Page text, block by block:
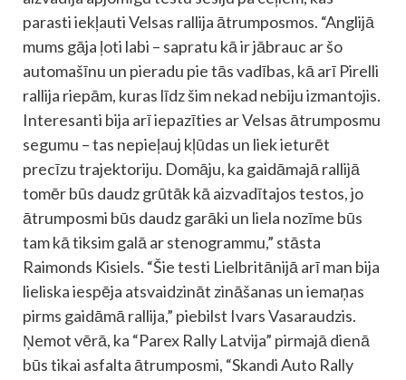
parasti iekļauti Velsas rallija ātrumposmos. “Anglijā
mums gāja ļoti labi – sapratu kā ir jābrauc ar šo
automašīnu un pieradu pie tās vadības, kā arī Pirelli
rallija riepām, kuras līdz šim nekad nebiju izmantojis.
Interesanti bija arī iepazīties ar Velsas ātrumposmu
segumu – tas nepieļauj kļūdas un liek ieturēt
precīzu trajektoriju. Domāju, ka gaidāmajā rallijā
tomēr būs daudz grūtāk kā aizvadītajos testos, jo
ātrumposmi būs daudz garāki un liela nozīme būs
tam kā tiksim galā ar stenogrammu,” stāsta
Raimonds Kisiels. “Šie testi Lielbritānijā arī man bija
lieliska iespēja atsvaidzināt zināšanas un iemaņas
pirms gaidāmā rallija,” piebilst Ivars Vasaraudzis.
Ņemot vērā, ka “Parex Rally Latvija” pirmajā dienā
būs tikai asfalta ātrumposmi, “Skandi Auto Rally